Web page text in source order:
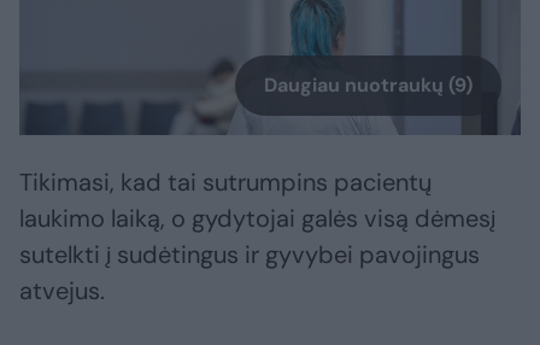
Daugiau nuotraukų (9)
Tikimasi, kad tai sutrumpins pacientų
laukimo laiką, o gydytojai galės visą dėmesį
sutelkti į sudėtingus ir gyvybei pavojingus
atvejus.